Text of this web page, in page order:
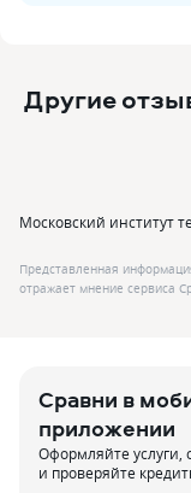
Другие
Московский институт
Представленная
отражает мнение сервиса
Сравни в
приложении
Оформляйте услуги,
и проверяйте